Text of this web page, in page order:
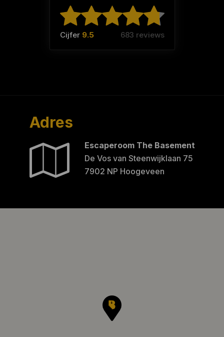
Cijfer 9.5 683 reviews
Adres
Escaperoom The Basement
De Vos van Steenwijklaan 75
7902 NP Hoogeveen